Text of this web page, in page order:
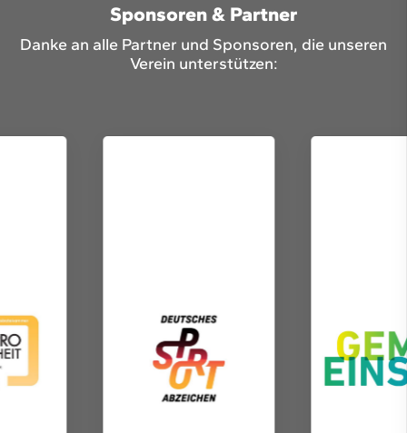
Sponsoren & Partner
Danke an alle Partner und Sponsoren, die unseren
Verein unterstützen: